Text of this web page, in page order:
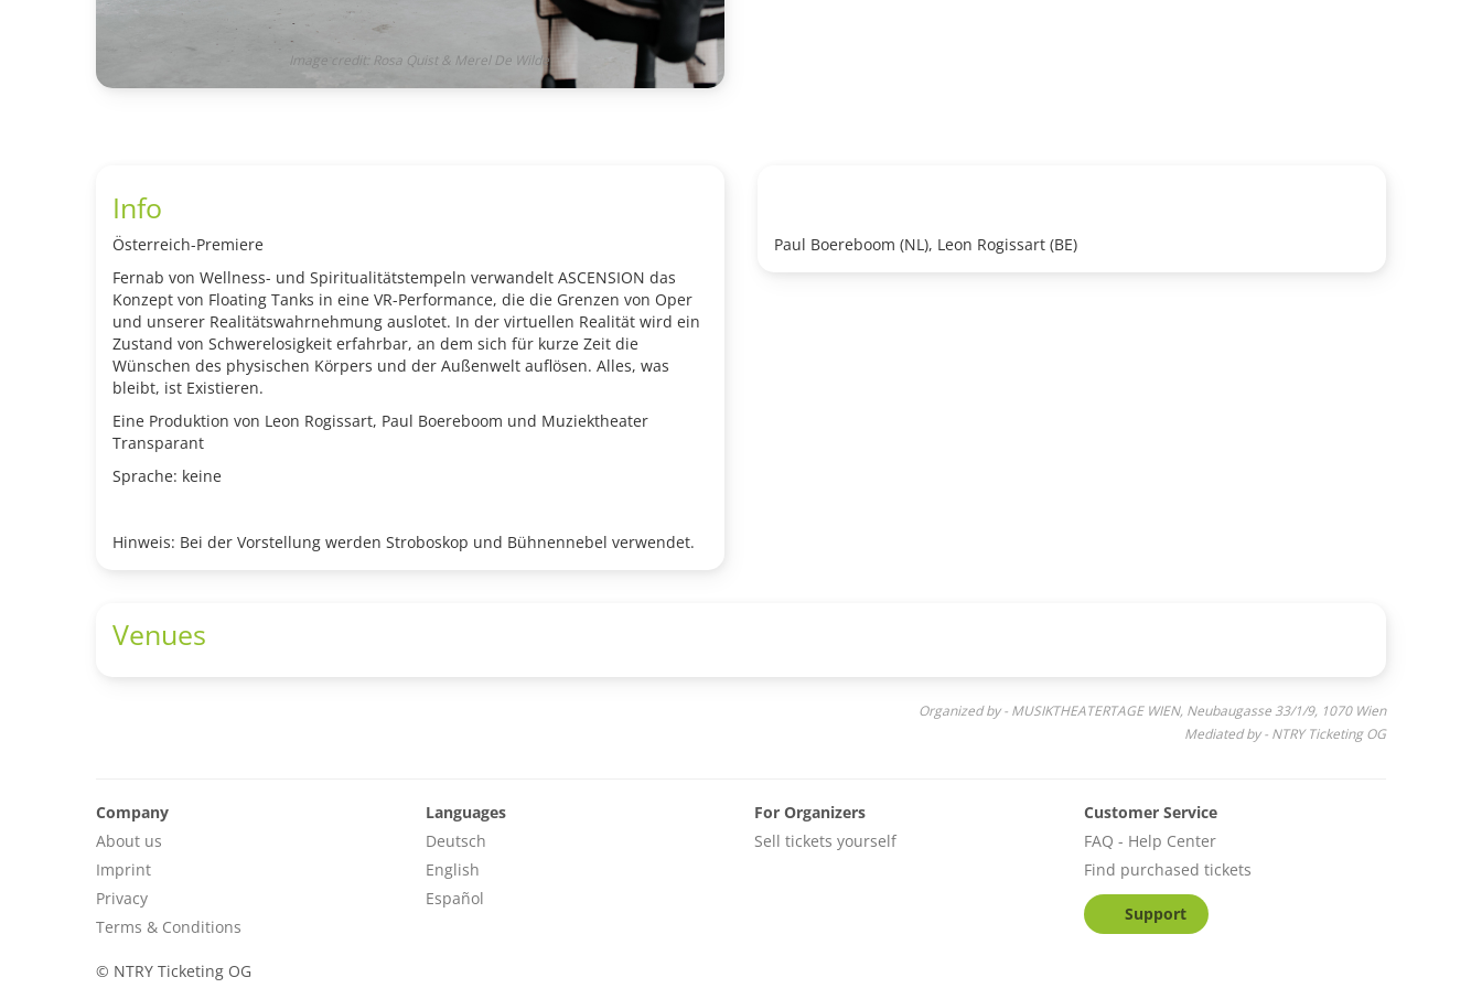
Image credit: Rosa Quist & Merel De Wilde
Info
Österreich-Premiere
Fernab von Wellness- und Spiritualitätstempeln verwandelt ASCENSION das
Konzept von Floating Tanks in eine VR-Performance, die die Grenzen von Oper
und unserer Realitätswahrnehmung auslotet. In der virtuellen Realität wird ein
Zustand von Schwerelosigkeit erfahrbar, an dem sich für kurze Zeit die
Wünschen des physischen Körpers und der Außenwelt auflösen. Alles, was
bleibt, ist Existieren.
Eine Produktion von Leon Rogissart, Paul Boereboom und Muziektheater
Transparant
Sprache: keine
Hinweis: Bei der Vorstellung werden Stroboskop und Bühnennebel verwendet.
Paul Boereboom (NL), Leon Rogissart (BE)
Venues
Organized by - MUSIKTHEATERTAGE WIEN, Neubaugasse 33/1/9, 1070 Wien
Mediated by - NTRY Ticketing OG
Company
About us
Imprint
Privacy
Terms & Conditions
Languages
Deutsch
English
Español
For Organizers
Sell tickets yourself
Customer Service
FAQ - Help Center
Find purchased tickets
Support
© NTRY Ticketing OG